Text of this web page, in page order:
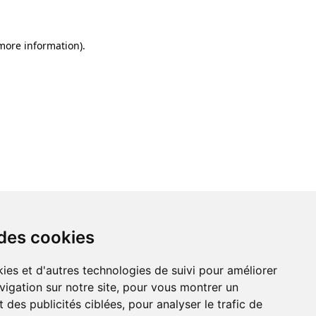
cookies
et d'autres technologies de suivi pour améliorer
sur notre site, pour vous montrer un
des publicités ciblées, pour analyser le trafic de
information).